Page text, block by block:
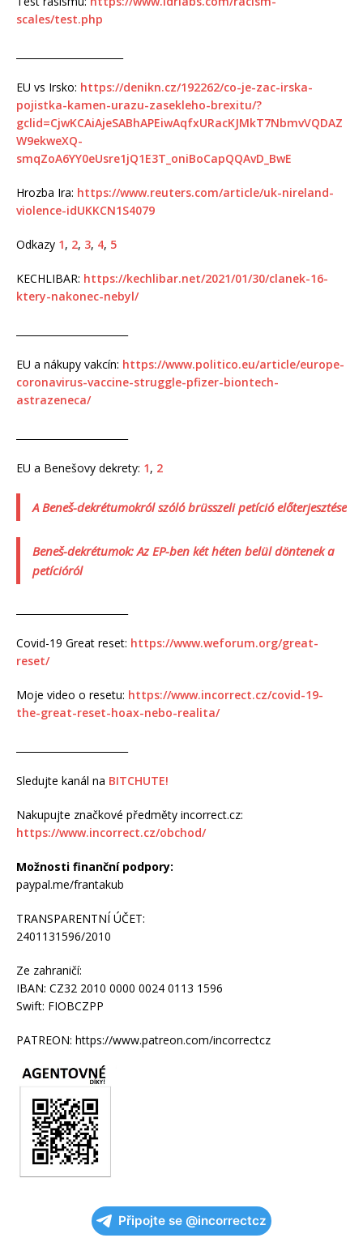
scales/test.php
EU vs Irsko: https://denikn.cz/192262/co-je-zac-irska-
pojistka-kamen-urazu-zasekleho-brexitu/?
gclid=CjwKCAiAjeSABhAPEiwAqfxURacKJMkT7NbmvVQDAZ
W9ekweXQ-
smqZoA6YY0eUsre1jQ1E3T_oniBoCapQQAvD_BwE
Hrozba Ira: https://www.reuters.com/article/uk-nireland-
violence-idUKKCN1S4079
Odkazy 1, 2, 3, 4, 5
KECHLIBAR: https://kechlibar.net/2021/01/30/clanek-16-
ktery-nakonec-nebyl/
EU a nákupy vakcín: https://www.politico.eu/article/europe-
coronavirus-vaccine-struggle-pfizer-biontech-
astrazeneca/
EU a Benešovy dekrety: 1, 2
A Beneš-dekrétumokról szóló brüsszeli petíció előterjesztése
Beneš-dekrétumok: Az EP-ben két héten belül döntenek a
petícióról
Covid-19 Great reset: https://www.weforum.org/great-
reset/
Moje video o resetu: https://www.incorrect.cz/covid-19-
the-great-reset-hoax-nebo-realita/
Sledujte kanál na BITCHUTE!
Nakupujte značkové předměty incorrect.cz:
https://www.incorrect.cz/obchod/
Možnosti finanční podpory:
paypal.me/frantakub
TRANSPARENTNÍ ÚČET:
2401131596/2010
Ze zahraničí:
IBAN: CZ32 2010 0000 0024 0113 1596
Swift: FIOBCZPP
PATREON: https://www.patreon.com/incorrectcz
Připojte se @incorrectcz